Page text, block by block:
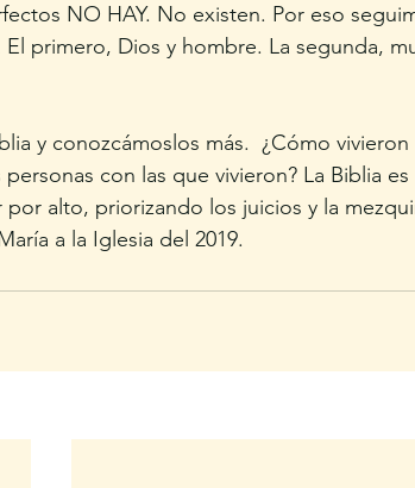
NO HAY. No existen. Por eso
El primero, Dios y hombre. La segunda,
y conozcámoslos más.  ¿Cómo
con las que vivieron? La Biblia
alto, priorizando los juicios y la
a la Iglesia del 2019.